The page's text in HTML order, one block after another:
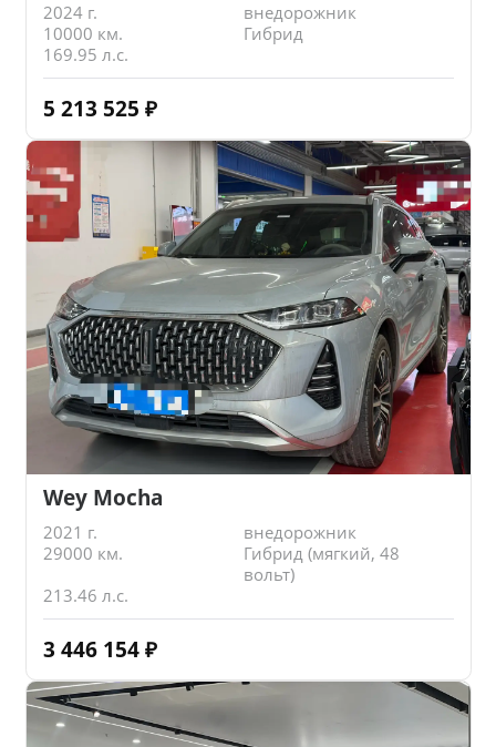
2024 г.
внедорожник
10000 км.
Гибрид
169.95 л.с.
5 213 525 ₽
Wey Mocha
2021 г.
внедорожник
29000 км.
Гибрид (мягкий, 48
вольт)
213.46 л.с.
3 446 154 ₽